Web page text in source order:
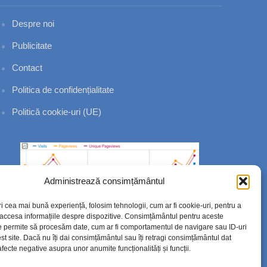
Administrează consimțământul
cea mai bună experiență, folosim tehnologii, cum ar fi cookie-uri, pentru a
informațiile despre dispozitive. Consimțământul pentru aceste
permite să procesăm date, cum ar fi comportamentul de navigare sau ID-uri
site. Dacă nu îți dai consimțământul sau îți retragi consimțământul dat
negative asupra unor anumite funcționalități și funcții.
Despre noi
Publicitate
Contact
Politica de confidențialitate
Politică cookie-uri (UE)